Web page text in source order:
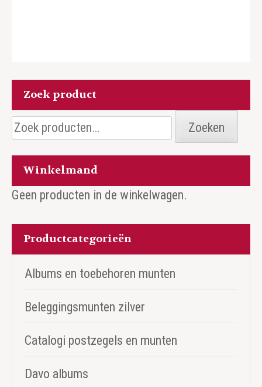
Zoek product
Zoeken
naar:
Zoeken
Winkelmand
Geen producten in de winkelwagen.
Productcategorieën
Albums en toebehoren munten
Beleggingsmunten zilver
Catalogi postzegels en munten
Davo albums